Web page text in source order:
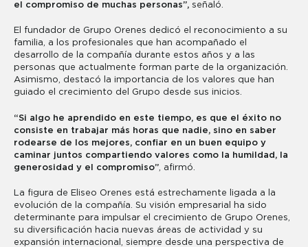
el compromiso de muchas personas”, señaló.
El fundador de Grupo Orenes dedicó el reconocimiento a su
familia, a los profesionales que han acompañado el
desarrollo de la compañía durante estos años y a las
personas que actualmente forman parte de la organización.
Asimismo, destacó la importancia de los valores que han
guiado el crecimiento del Grupo desde sus inicios.
“Si algo he aprendido en este tiempo, es que el éxito no
consiste en trabajar más horas que nadie, sino en saber
rodearse de los mejores, confiar en un buen equipo y
caminar juntos compartiendo valores como la humildad, la
generosidad y el compromiso” , afirmó.
La figura de Eliseo Orenes está estrechamente ligada a la
evolución de la compañía. Su visión empresarial ha sido
determinante para impulsar el crecimiento de Grupo Orenes,
su diversificación hacia nuevas áreas de actividad y su
expansión internacional, siempre desde una perspectiva de